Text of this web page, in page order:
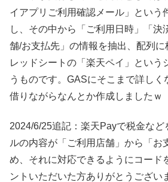
イアプリご利用確認メール」という
し、その中から「ご利用日時」「決
舗/お支払先」の情報を抽出、配列
レッドシートの「楽天ペイ」という
うものです。GASにそこまで詳しく
借りながらなんとか作成しましたｗ
2024/6/25追記：楽天Payで税金など
ルの内容が「ご利用店舗」から「お
め、それに対応できるようにコード
ントいただいた方ありがとうござい